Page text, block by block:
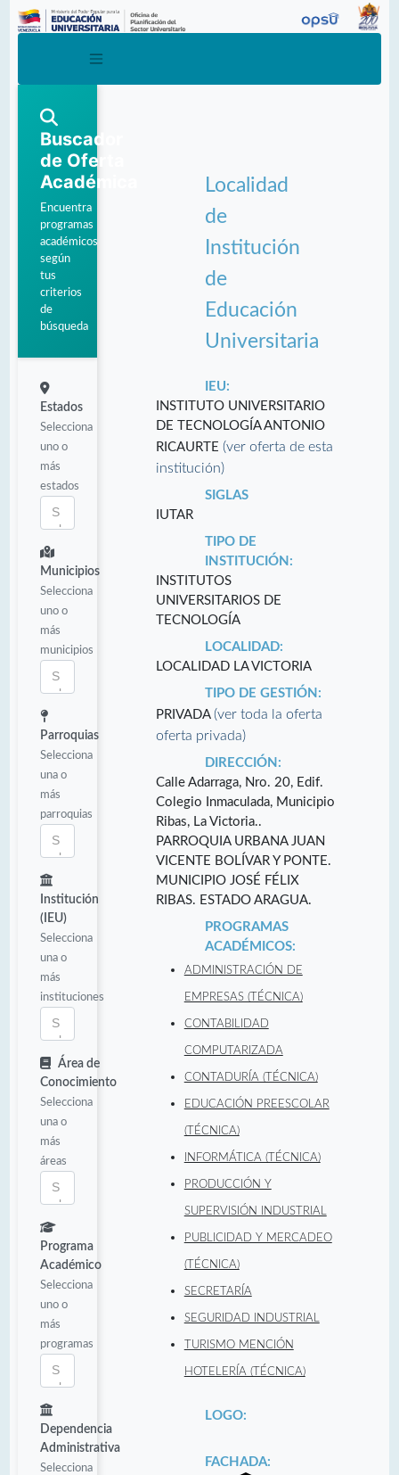
Buscador
de Oferta
Académica
Encuentra
programas
académicos
según
tus
criterios
de
búsqueda
Estados
Selecciona
uno o
más
estados
Municipios
Selecciona
uno o
más
municipios
Parroquias
Selecciona
una o
más
parroquias
Institución
(IEU)
Selecciona
una o
más
instituciones
Área de
Conocimiento
Selecciona
una o
más
áreas
Programa
Académico
Selecciona
uno o
más
programas
Dependencia
Administrativa
Selecciona
Localidad
de
Institución
de
Educación
Universitaria
IEU:
INSTITUTO UNIVERSITARIO
DE TECNOLOGÍA ANTONIO
RICAURTE (ver oferta de esta
institución)
SIGLAS
IUTAR
TIPO DE
INSTITUCIÓN:
INSTITUTOS
UNIVERSITARIOS DE
TECNOLOGÍA
LOCALIDAD:
LOCALIDAD LA VICTORIA
TIPO DE GESTIÓN:
PRIVADA (ver toda la oferta
oferta privada)
DIRECCIÓN:
Calle Adarraga, Nro. 20, Edif.
Colegio Inmaculada, Municipio
Ribas, La Victoria..
PARROQUIA URBANA JUAN
VICENTE BOLÍVAR Y PONTE.
MUNICIPIO JOSÉ FÉLIX
RIBAS. ESTADO ARAGUA.
PROGRAMAS
ACADÉMICOS:
ADMINISTRACIÓN DE
EMPRESAS (TÉCNICA)
CONTABILIDAD
COMPUTARIZADA
CONTADURÍA (TÉCNICA)
EDUCACIÓN PREESCOLAR
(TÉCNICA)
INFORMÁTICA (TÉCNICA)
PRODUCCIÓN Y
SUPERVISIÓN INDUSTRIAL
PUBLICIDAD Y MERCADEO
(TÉCNICA)
SECRETARÍA
SEGURIDAD INDUSTRIAL
TURISMO MENCIÓN
HOTELERÍA (TÉCNICA)
LOGO:
FACHADA: